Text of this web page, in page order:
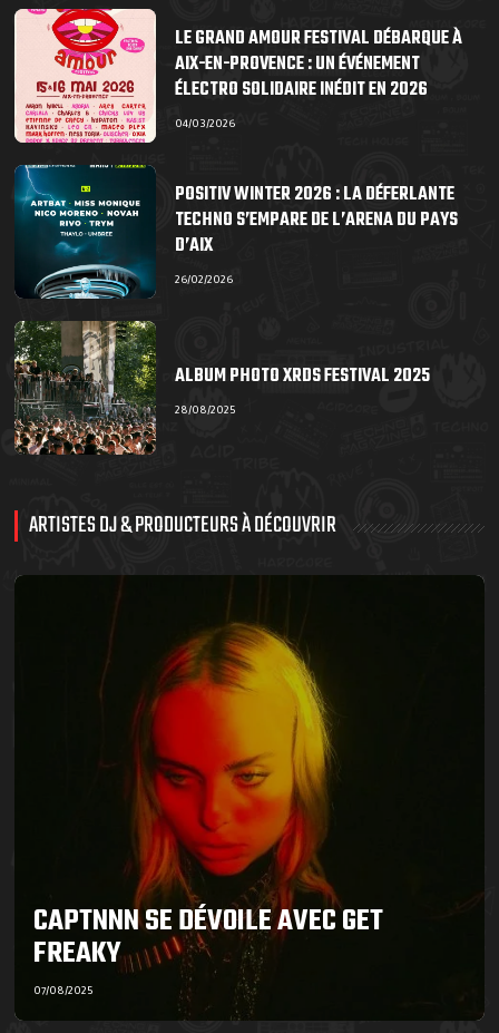
LE GRAND AMOUR FESTIVAL DÉBARQUE À
AIX-EN-PROVENCE : UN ÉVÉNEMENT
ÉLECTRO SOLIDAIRE INÉDIT EN 2026
04/03/2026
POSITIV WINTER 2026 : LA DÉFERLANTE
TECHNO S’EMPARE DE L’ARENA DU PAYS
D’AIX
26/02/2026
ALBUM PHOTO XRDS FESTIVAL 2025
28/08/2025
ARTISTES DJ & PRODUCTEURS À DÉCOUVRIR
CAPTNNN SE DÉVOILE AVEC GET
FREAKY
07/08/2025